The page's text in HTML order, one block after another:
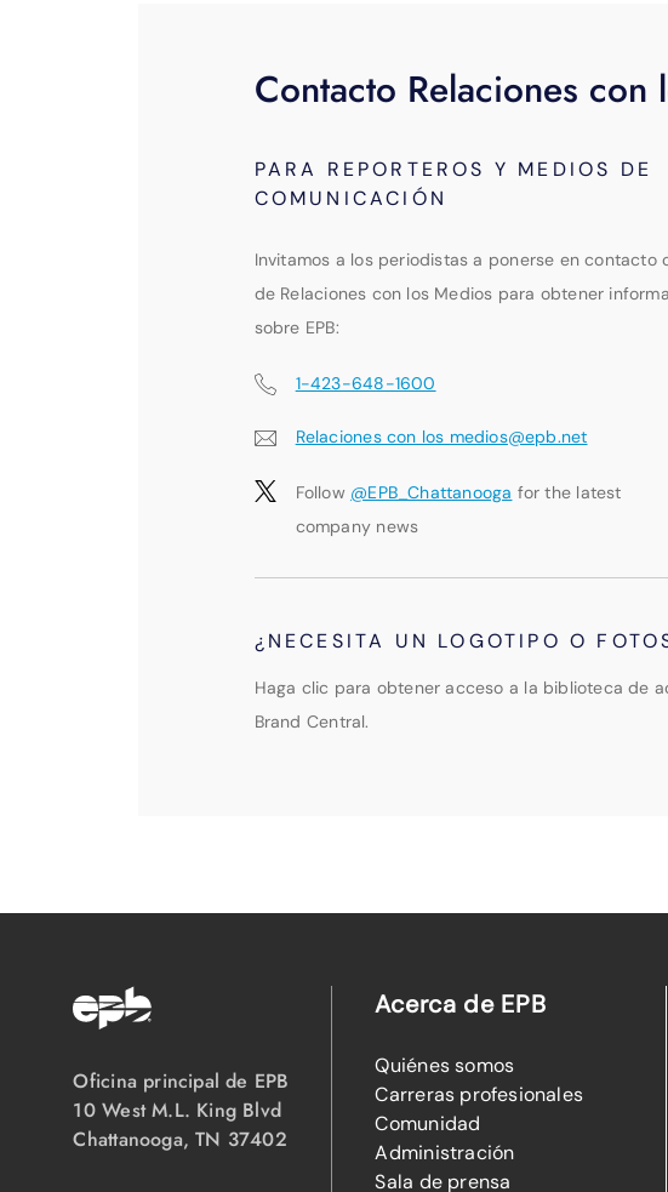
Contacto Relaciones con
PARA REPORTEROS Y MEDIOS DE
COMUNICACIÓN
Invitamos a los periodistas a ponerse en contacto
de Relaciones con los Medios para obtener
sobre EPB:
1-423-648-1600
Relaciones con los medios@epb.net
Follow @EPB_Chattanooga for the latest
company news
¿NECESITA UN LOGOTIPO O
Haga clic para obtener acceso a la biblioteca de
Brand Central.
Oficina principal de EPB
10 West M.L. King Blvd
Chattanooga, TN 37402
Acerca de EPB
Quiénes somos
Carreras profesionales
Comunidad
Administración
Sala de prensa